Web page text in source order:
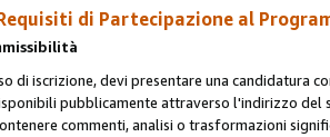
di Partecipazione al
di iscrizione, devi presentare una candidatura
pubblicamente attraverso l'indirizzo
commenti, analisi o trasformazioni